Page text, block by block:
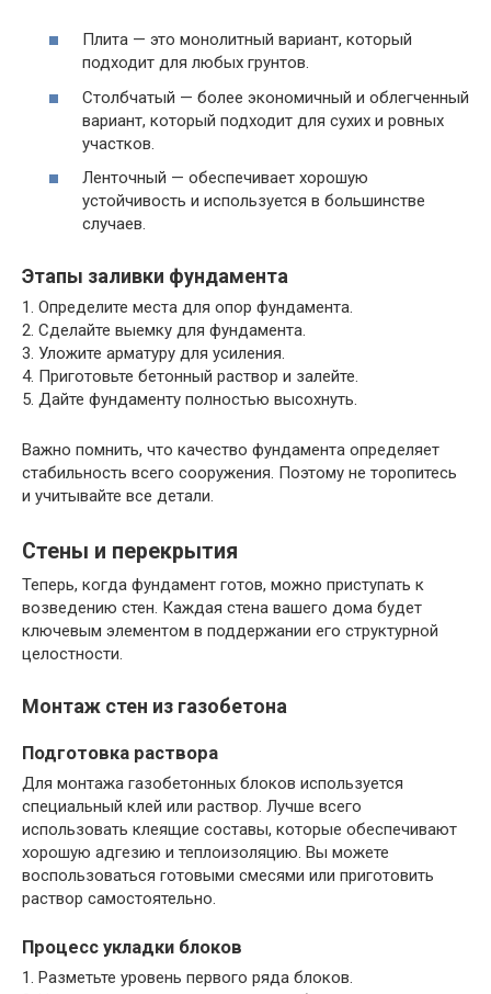
Плита — это монолитный вариант, который
подходит для любых грунтов.
Столбчатый — более экономичный и облегченный
вариант, который подходит для сухих и ровных
участков.
Ленточный — обеспечивает хорошую
устойчивость и используется в большинстве
случаев.
Этапы заливки фундамента
1. Определите места для опор фундамента.
2. Сделайте выемку для фундамента.
3. Уложите арматуру для усиления.
4. Приготовьте бетонный раствор и залейте.
5. Дайте фундаменту полностью высохнуть.
Важно помнить, что качество фундамента определяет
стабильность всего сооружения. Поэтому не торопитесь
и учитывайте все детали.
Стены и перекрытия
Теперь, когда фундамент готов, можно приступать к
возведению стен. Каждая стена вашего дома будет
ключевым элементом в поддержании его структурной
целостности.
Монтаж стен из газобетона
Подготовка раствора
Для монтажа газобетонных блоков используется
специальный клей или раствор. Лучше всего
использовать клеящие составы, которые обеспечивают
хорошую адгезию и теплоизоляцию. Вы можете
воспользоваться готовыми смесями или приготовить
раствор самостоятельно.
Процесс укладки блоков
1. Разметьте уровень первого ряда блоков.